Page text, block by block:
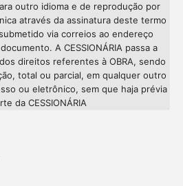
outro idioma e de reprodução por
através da assinatura deste termo
via correios ao endereço
A CESSIONÁRIA passa a
direitos referentes à OBRA, sendo
total ou parcial, em qualquer outro
ou eletrônico, sem que haja prévia
da CESSIONÁRIA
Intro